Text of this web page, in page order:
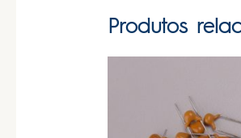
Produtos